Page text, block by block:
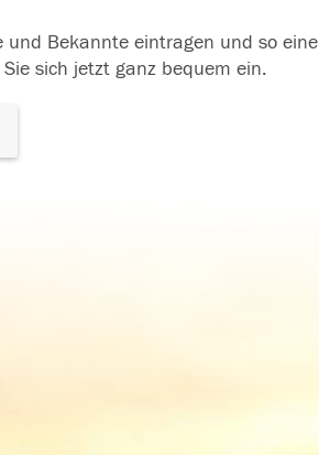
und Bekannte eintragen und so eine
sich jetzt ganz bequem ein.